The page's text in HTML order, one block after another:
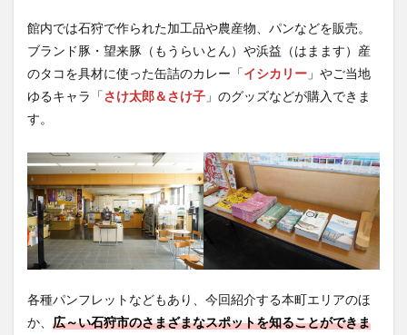
館内では石狩で作られた加工品や農産物、パンなどを販売。
ブランド豚・望来豚（もうらいとん）や浜益（はまます）産
のタコを具材に使った缶詰のカレー「イシカリー 」やご当地
ゆるキャラ「さけ太郎＆さけ子 」のグッズなどが購入できま
す。
各種パンフレットなどもあり、今回紹介する本町エリアのほ
か、 広～い石狩市のさまざまなスポットを知ることができま